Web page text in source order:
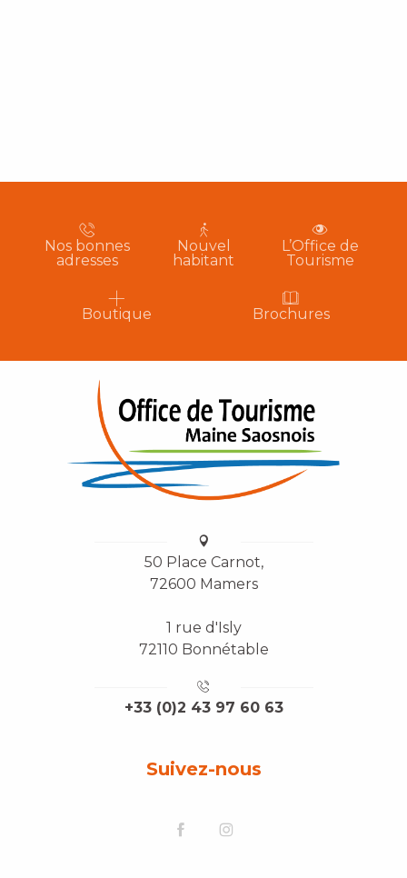
Nos bonnes
adresses
Nouvel
habitant
L’Office de
Tourisme
Boutique Brochures
50 Place Carnot,
72600 Mamers
1 rue d'Isly
72110 Bonnétable
+33 (0)2 43 97 60 63
Suivez-nous